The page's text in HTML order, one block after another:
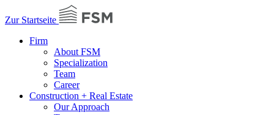
Zur Startseite
Firm
About FSM
Specialization
Team
Career
Construction + Real Estate
Our Approach